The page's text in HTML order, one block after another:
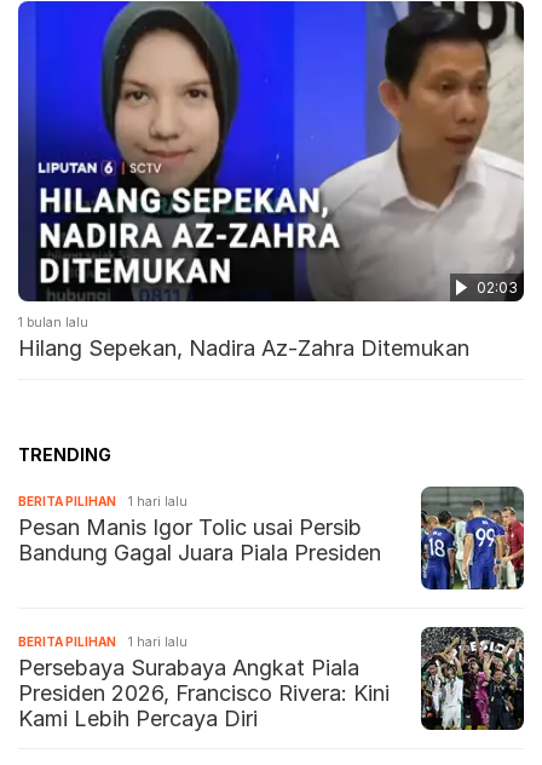
02:03
1 bulan lalu
Hilang Sepekan, Nadira Az-Zahra Ditemukan
TRENDING
BERITA PILIHAN 1 hari lalu
Pesan Manis Igor Tolic usai Persib
Bandung Gagal Juara Piala Presiden
BERITA PILIHAN 1 hari lalu
Persebaya Surabaya Angkat Piala
Presiden 2026, Francisco Rivera: Kini
Kami Lebih Percaya Diri